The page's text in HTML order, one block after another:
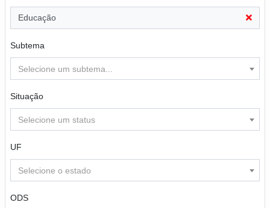
Educação
Subtema
Selecione um subtema...
Situação
Selecione um status
UF
Selecione o estado
ODS